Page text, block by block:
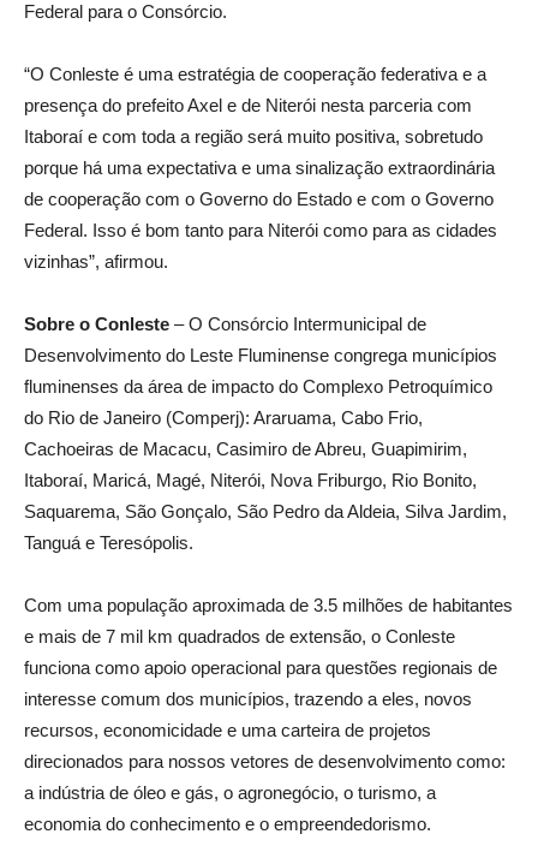
Federal para o Consórcio.
“O Conleste é uma estratégia de cooperação federativa e a
presença do prefeito Axel e de Niterói nesta parceria com
Itaboraí e com toda a região será muito positiva, sobretudo
porque há uma expectativa e uma sinalização extraordinária
de cooperação com o Governo do Estado e com o Governo
Federal. Isso é bom tanto para Niterói como para as cidades
vizinhas”, afirmou.
Sobre o Conleste – O Consórcio Intermunicipal de
Desenvolvimento do Leste Fluminense congrega municípios
fluminenses da área de impacto do Complexo Petroquímico
do Rio de Janeiro (Comperj): Araruama, Cabo Frio,
Cachoeiras de Macacu, Casimiro de Abreu, Guapimirim,
Itaboraí, Maricá, Magé, Niterói, Nova Friburgo, Rio Bonito,
Saquarema, São Gonçalo, São Pedro da Aldeia, Silva Jardim,
Tanguá e Teresópolis.
Com uma população aproximada de 3.5 milhões de habitantes
e mais de 7 mil km quadrados de extensão, o Conleste
funciona como apoio operacional para questões regionais de
interesse comum dos municípios, trazendo a eles, novos
recursos, economicidade e uma carteira de projetos
direcionados para nossos vetores de desenvolvimento como:
a indústria de óleo e gás, o agronegócio, o turismo, a
economia do conhecimento e o empreendedorismo.